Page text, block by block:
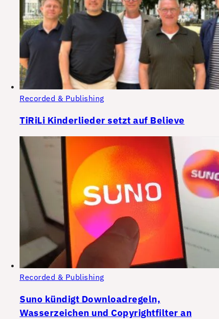
Recorded & Publishing
TiRiLi Kinderlieder setzt auf Believe
Recorded & Publishing
Suno kündigt Downloadregeln,
Wasserzeichen und Copyrightfilter an